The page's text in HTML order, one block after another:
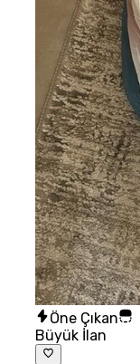
Öne Çıkan
Büyük İlan